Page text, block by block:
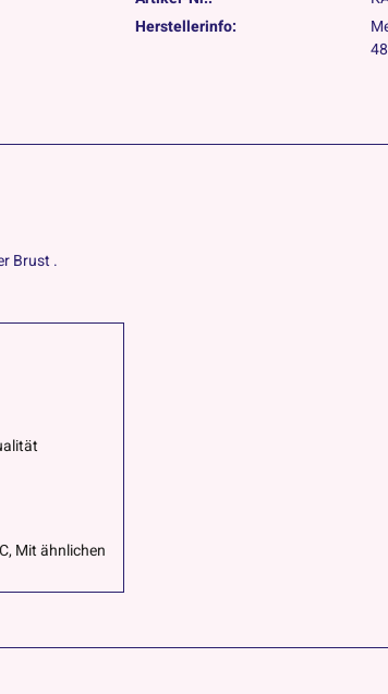
Herstellerinfo:
Brust .
Mit ähnlichen